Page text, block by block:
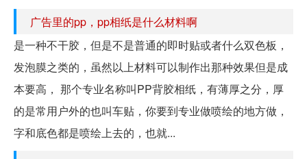
广告里的pp，pp相纸是什么材料啊
是一种不干胶，但是不是普通的即时贴或者什么双色板，
发泡膜之类的，虽然以上材料可以制作出那种效果但是成
本要高， 那个专业名称叫PP背胶相纸，有薄厚之分，厚
的是常用户外的也叫车贴，你要到专业做喷绘的地方做，
字和底色都是喷绘上去的，也就...